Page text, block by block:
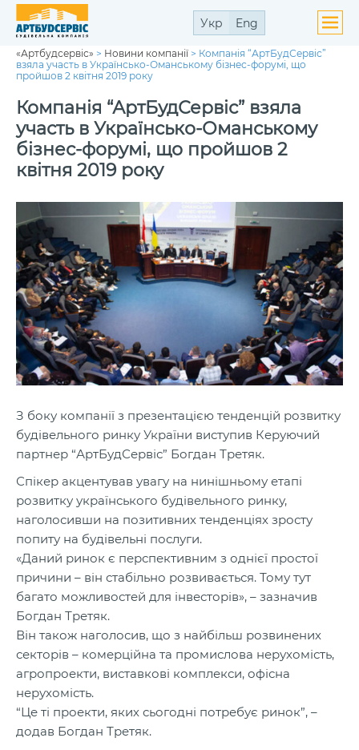
Укр Eng
«Артбудсервіс» > Новини компанії > Компанія “АртБудСервіс”
взяла участь в Українсько-Оманському бізнес-форумі, що
пройшов 2 квітня 2019 року
Компанія “АртБудСервіс” взяла
участь в Українсько-Оманському
бізнес-форумі, що пройшов 2
квітня 2019 року
З боку компанії з презентацією тенденцій розвитку
будівельного ринку України виступив Керуючий
партнер “АртБудСервіс” Богдан Третяк.
Спікер акцентував увагу на нинішньому етапі
розвитку українського будівельного ринку,
наголосивши на позитивних тенденціях зросту
попиту на будівельні послуги.
«Даний ринок є перспективним з однієї простої
причини – він стабільно розвивається. Тому тут
багато можливостей для інвесторів», – зазначив
Богдан Третяк.
Він також наголосив, що з найбільш розвинених
секторів – комерційна та промислова нерухомість,
агропроекти, виставкові комплекси, офісна
нерухомість.
“Це ті проекти, яких сьогодні потребує ринок”, –
додав Богдан Третяк.